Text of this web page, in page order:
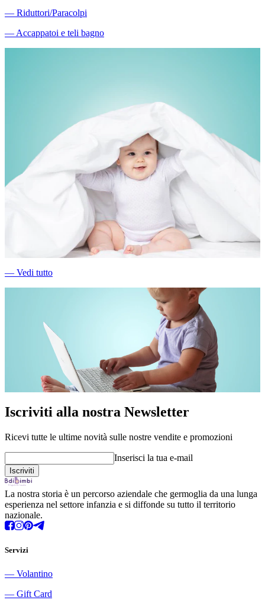
― Riduttori/Paracolpi
―Accappatoi e teli bagno
― Vedi tutto
Iscriviti alla nostra Newsletter
Ricevi tutte le ultime novità sulle nostre vendite e promozioni
Inserisci la tua e-mail
La nostra storia è un percorso aziendale che germoglia da una lunga
esperienza nel settore infanzia e si diffonde su tutto il territorio
nazionale.
Servizi
― Volantino
― Gift Card